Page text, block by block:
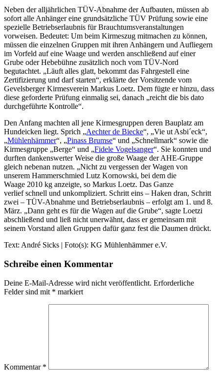
Neben der alljährlichen TÜV-Abnahme der Aufbauten, müssen ab
sofort alle Anhänger eine grundsätzliche TÜV Prüfung sowie eine
spezielle Betriebserlaubnis für Brauchtumsveranstaltungen
vorweisen. Bedeutet: Um beim Kirmeszug mitmachen zu können,
müssen die einzelnen Gruppen mit ihren Anhängern und Aufliegern
im Vorfeld auf eine Waage und werden anschließend auf einer
Grube oder Hebebühne zusätzlich noch vom TÜV-Nord
begutachtet. „Läuft alles glatt, bekommt das Fahrgestell eine
Zertifizierung und darf starten“, erklärte der Vorsitzende vom
Gevelsberger Kirmesverein Markus Loetz. Dem fügte er hinzu, dass
diese geforderte Prüfung einmalig sei, danach „reicht die bis dato
durchgeführte Kontrolle“.
Den Anfang machten all jene Kirmesgruppen deren Bauplatz am
Hundeicken liegt. Sprich „Aechter de Biecke“, „Vie ut Asbi´eck“,
„Mühlenhämmer“, „Pinass Brumse“ und „Schnellmark“ sowie die
Kirmesgruppe „Berge“ und „Fidele Vogelsanger“. Sie konnten und
durften dankenswerter Weise die große Waage der AHE-Gruppe
gleich nebenan nutzen. „Nicht zu vergessen der Wagen von
unserem Hammerschmied Lutz Kornowski, bei dem die
Waage 2010 kg anzeigte, so Markus Loetz. Das Ganze
verlief schnell und unkompliziert. Schritt eins – Haken dran, Schritt
zwei – TÜV-Abnahme und Betriebserlaubnis – erfolgt am 1. und 8.
März. „Dann geht es für die Wagen auf die Grube“, sagte Loetzi
abschließend und ließ nicht unerwähnt, dass er gemeinsam mit
seinem Vorstand allen Gruppen dafür ganz fest die Daumen drückt.
Text: André Sicks | Foto(s): KG Mühlenhämmer e.V.
Schreibe einen Kommentar
Deine E-Mail-Adresse wird nicht veröffentlicht. Erforderliche
Felder sind mit * markiert
Kommentar *